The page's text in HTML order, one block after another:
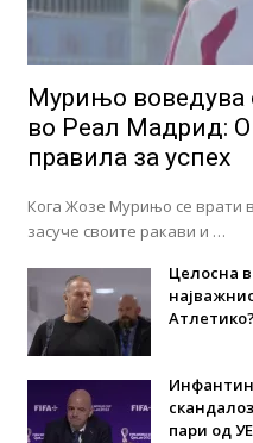
Мурињо воведува
во Реал Мадрид:
правила за успех
Кога Жозе Мурињо се врати
засуче своите ракави и …
Целосна
пари од